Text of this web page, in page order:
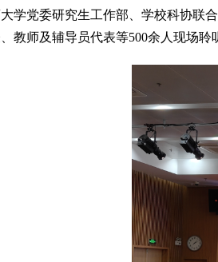
学党委研究生工作部、学校科协联
教师及辅导员代表等500余人现场